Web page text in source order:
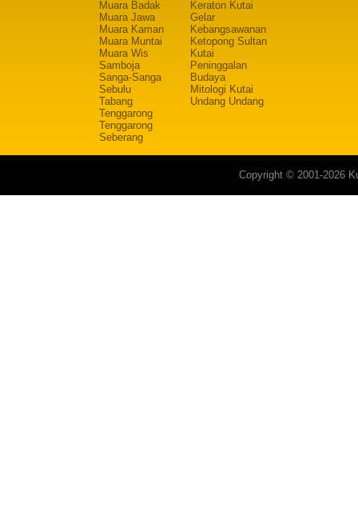
Muara Badak
Muara Jawa
Muara Kaman
Muara Muntai
Muara Wis
Samboja
Sanga-Sanga
Sebulu
Tabang
Tenggarong
Tenggarong
Seberang
Keraton Kutai
Gelar
Kebangsawanan
Ketopong Sultan
Kutai
Peninggalan
Budaya
Mitologi Kutai
Undang Undang
Copyright © 2001-2026